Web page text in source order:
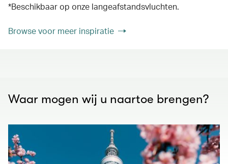
*Beschikbaar op onze langeafstandsvluchten.
Browse voor meer inspiratie
Waar mogen wij u naartoe brengen?